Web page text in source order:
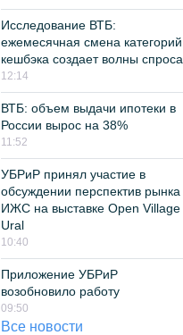
Исследование ВТБ:
ежемесячная смена категорий
кешбэка создает волны спроса
12:14
ВТБ: объем выдачи ипотеки в
России вырос на 38%
11:52
УБРиР принял участие в
обсуждении перспектив рынка
ИЖС на выставке Open Village
Ural
10:40
Приложение УБРиР
возобновило работу
09:50
Все новости